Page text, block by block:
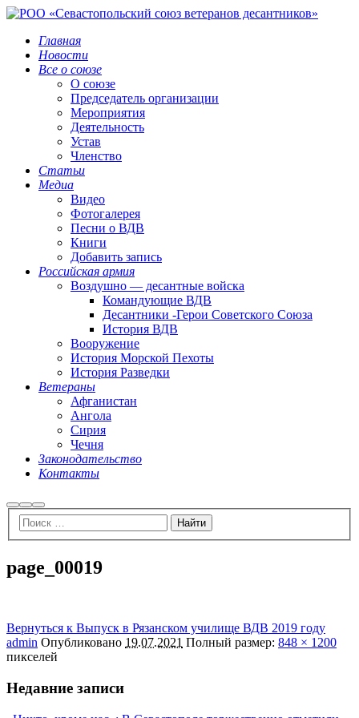
Главная
Новости
Все о союзе
О союзе
Председатель организации
Мероприятия
Деятельность
Устав
Членство
Статьи
Медиа
Видео
Фотогалерея
Песни о ВДВ
Книги
Добавить запись
Российская армия
Воздушно — десантные войска
Командующие ВДВ
Десантники -Герои Советского Союза
История ВДВ
Вооружение
История Морской Пехоты
История Разведки
Ветераны
Афганистан
Ангола
Сирия
Чечня
Законодательство
Контакты
НайтиБольше
информации
Главное
меню
page_00019
Вернуться к Выпуск в Рязанском училище ВДВ 2019 году
admin Опубликовано 19.07.2021 Полный размер: 848 × 1200
пикселей
Недавние записи